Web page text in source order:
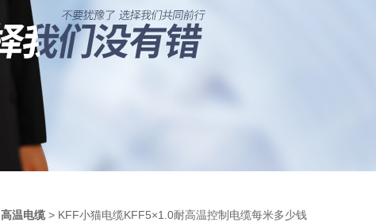
高温电缆> KFF小猫电缆KFF5×1.0耐高温控制电缆每米多少钱